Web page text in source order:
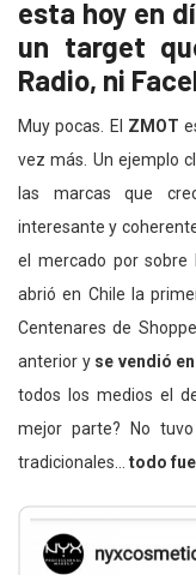
esta hoy en
un target
Radio, ni
Muy pocas. El ZMOT
vez más. Un ejemplo
las marcas que
interesante y
el mercado por sobre
abrió en Chile la
Centenares de
anterior y se vendió
todos los medios el
mejor parte? No
tradicionales… todo